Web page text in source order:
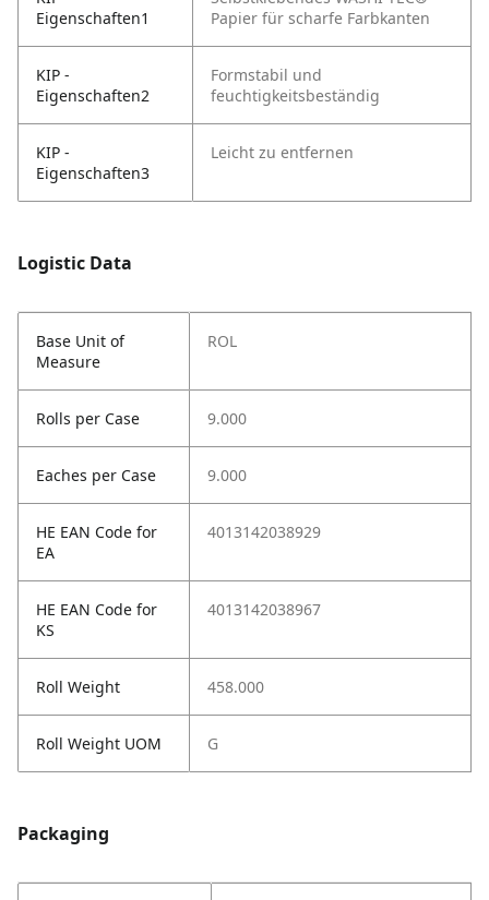
Eigenschaften1
Papier für scharfe Farbkanten
KIP -
Eigenschaften2
Formstabil und
feuchtigkeitsbeständig
KIP -
Eigenschaften3
Leicht zu entfernen
Logistic Data
Base Unit of
Measure
ROL
Rolls per Case 9.000
Eaches per Case 9.000
HE EAN Code for
EA
4013142038929
HE EAN Code for
KS
4013142038967
Roll Weight 458.000
Roll Weight UOM G
Packaging